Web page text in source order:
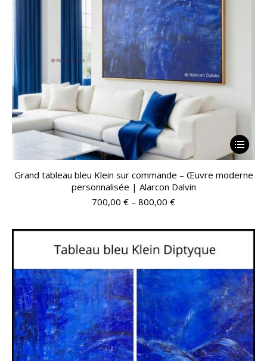
Grand tableau bleu Klein sur commande – Œuvre moderne
personnalisée | Alarcon Dalvin
700,00 € – 800,00 €